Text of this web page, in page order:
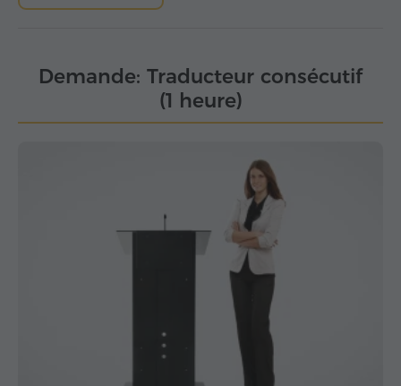
Demande: Traducteur consécutif
(1 heure)